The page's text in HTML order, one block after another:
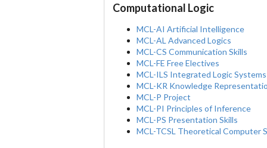
Computational Logic
MCL-AI Artificial Intelligence
MCL-AL Advanced Logics
MCL-CS Communication Skills
MCL-FE Free Electives
MCL-ILS Integrated Logic Systems
MCL-KR Knowledge
MCL-P Project
MCL-PI Principles of Inference
MCL-PS Presentation Skills
MCL-TCSL Theoretical Computer